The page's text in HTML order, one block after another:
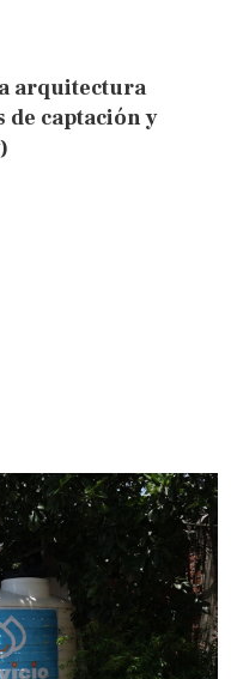
arquitectura
captación y